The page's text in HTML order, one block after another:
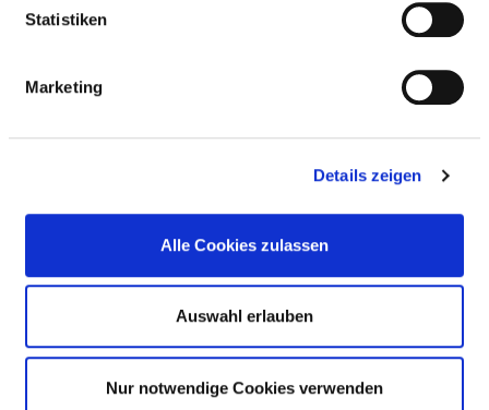
Statistiken
Marketing
Details zeigen
Alle Cookies zulassen
Auswahl erlauben
Nur notwendige Cookies verwenden
BASIS-INFOS
Anzahl Betten: 112
Teilstationäre Fallzahl: 29
Ambulante Fallzahl: 18.170
Fallzahl der stationsäquivalenten
psychiatrischen Behandlung (StäB): 112
Krankenhausträger: Vitos GmbH Kassel, Vitos
Haina gemeinnützige GmbH